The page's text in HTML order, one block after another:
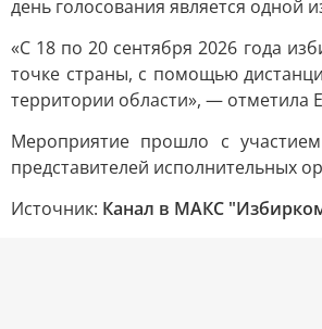
день голосования является одной
«С 18 по 20 сентября 2026 года
точке страны, с помощью
территории области», — отметила
Мероприятие прошло с
представителей исполнительных
Источник: Канал в МАКС